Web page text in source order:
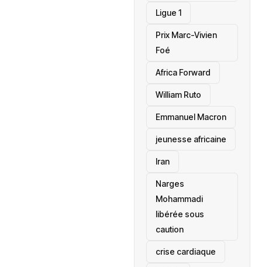
Ligue 1
Prix Marc-Vivien
Foé
‎Africa Forward
William Ruto
Emmanuel Macron
jeunesse africaine
‎Iran
Narges
Mohammadi
libérée sous
caution
crise cardiaque